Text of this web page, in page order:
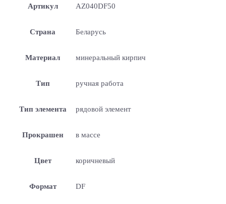
Артикул AZ040DF50
Страна Беларусь
Материал минеральный кирпич
Тип ручная работа
Тип элемента рядовой элемент
Прокрашен в массе
Цвет коричневый
Формат DF